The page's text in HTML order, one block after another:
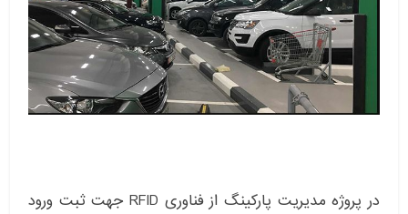
در پروژه مدیریت پارکینگ از فناوری RFID جهت ثبت ورود